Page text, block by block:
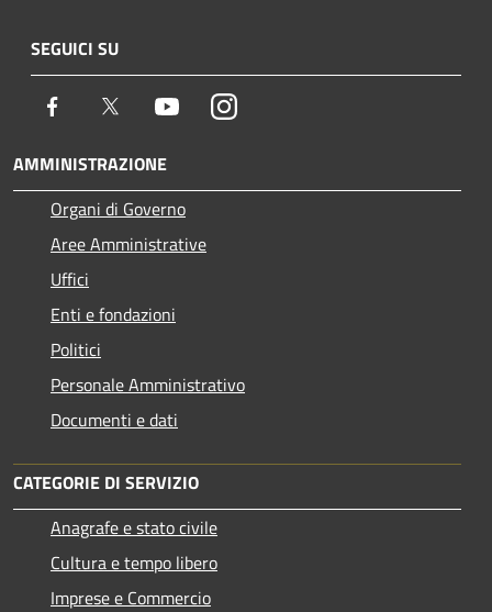
SEGUICI SU
Facebook Twitter YoutubeInstagram
AMMINISTRAZIONE
Organi di Governo
Aree Amministrative
Uffici
Enti e fondazioni
Politici
Personale Amministrativo
Documenti e dati
CATEGORIE DI SERVIZIO
Anagrafe e stato civile
Cultura e tempo libero
Imprese e Commercio